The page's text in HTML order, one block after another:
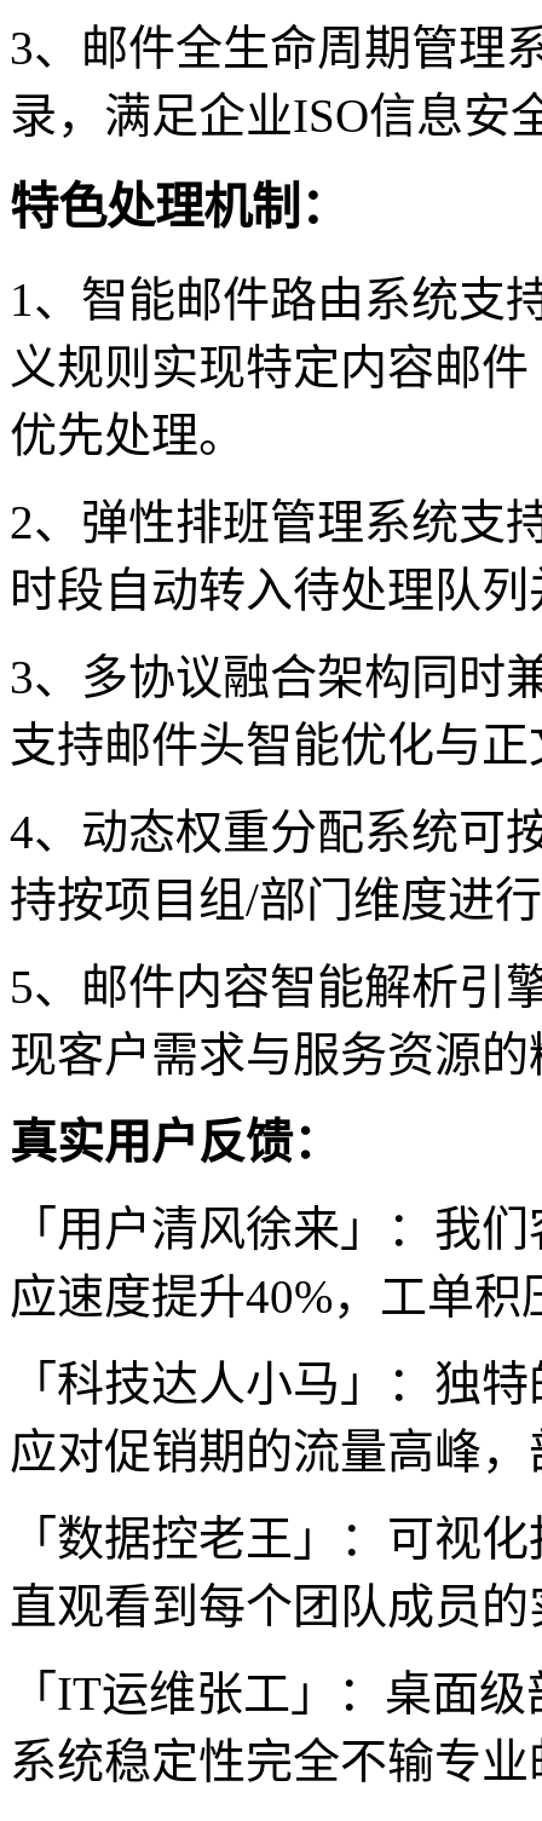
3、邮件全生命周期管理
录，满足企业ISO信息安
特色处理机制：
1、智能邮件路由系统支
义规则实现特定内容邮
优先处理。
2、弹性排班管理系统支
时段自动转入待处理队
3、多协议融合架构同时
支持邮件头智能优化与
4、动态权重分配系统可
持按项目组/部门维度进
5、邮件内容智能解析引
现客户需求与服务资源
真实用户反馈：
「用户清风徐来」：我
应速度提升40%，工单
「科技达人小马」：独
应对促销期的流量高峰
「数据控老王」：可视
直观看到每个团队成员
「IT运维张工」：桌面
系统稳定性完全不输专